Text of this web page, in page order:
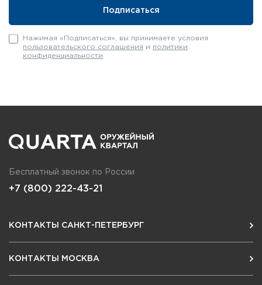
Нажимая «Подписаться», вы принимаете условия
пользовательского соглашения и политики
конфиденциальности
Бесплатный звонок по России
+7 (800) 222-43-21
КОНТАКТЫ САНКТ-ПЕТЕРБУРГ
КОНТАКТЫ МОСКВА